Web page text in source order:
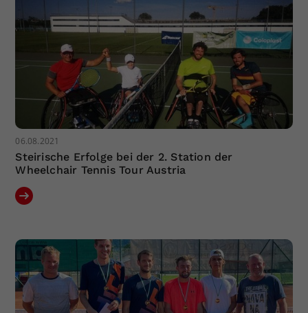
06.08.2021
Steirische Erfolge bei der 2. Station der
Wheelchair Tennis Tour Austria